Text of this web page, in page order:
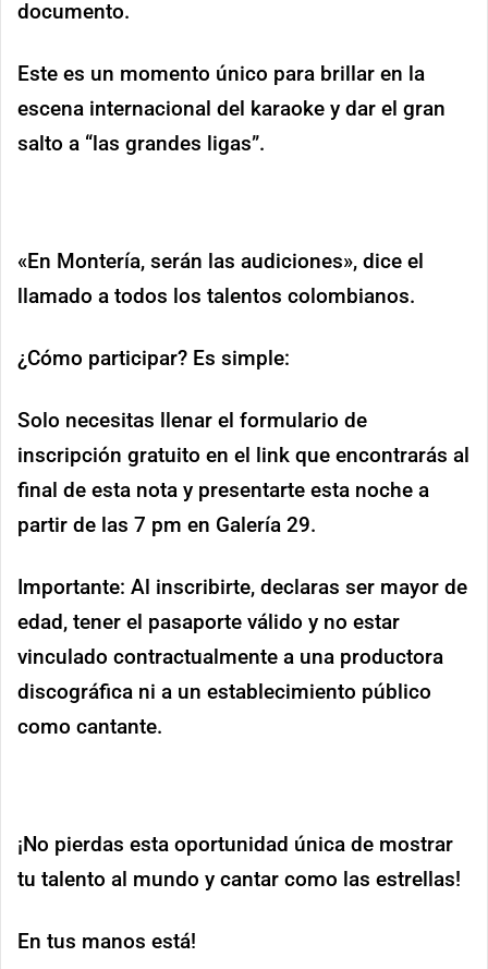
documento.
Este es un momento único para brillar en la
escena internacional del karaoke y dar el gran
salto a “las grandes ligas”.
«En Montería, serán las audiciones», dice el
llamado a todos los talentos colombianos.
¿Cómo participar? Es simple:
Solo necesitas llenar el formulario de
inscripción gratuito en el link que encontrarás al
final de esta nota y presentarte esta noche a
partir de las 7 pm en Galería 29.
Importante: Al inscribirte, declaras ser mayor de
edad, tener el pasaporte válido y no estar
vinculado contractualmente a una productora
discográfica ni a un establecimiento público
como cantante.
¡No pierdas esta oportunidad única de mostrar
tu talento al mundo y cantar como las estrellas!
En tus manos está!